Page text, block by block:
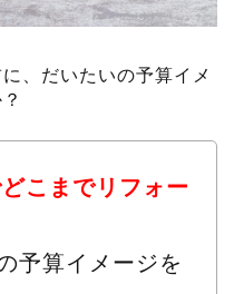
、だいたいの予算イメ
こまでリフォー
予算イメージを